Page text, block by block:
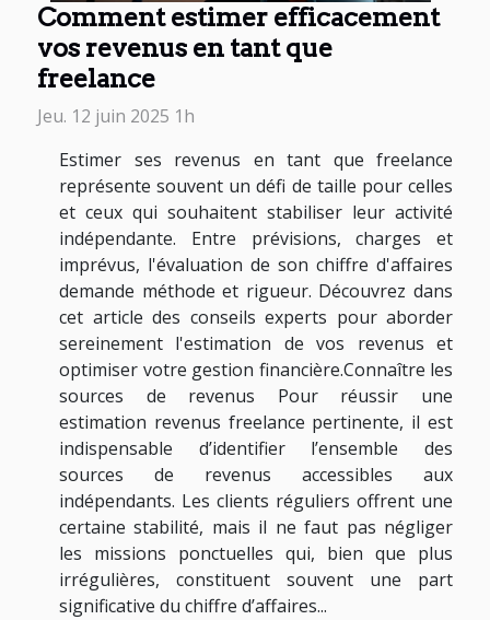
Comment estimer efficacement
vos revenus en tant que
freelance
Jeu. 12 juin 2025 1h
Estimer ses revenus en tant que freelance
représente souvent un défi de taille pour celles
et ceux qui souhaitent stabiliser leur activité
indépendante. Entre prévisions, charges et
imprévus, l'évaluation de son chiffre d'affaires
demande méthode et rigueur. Découvrez dans
cet article des conseils experts pour aborder
sereinement l'estimation de vos revenus et
optimiser votre gestion financière.Connaître les
sources de revenus Pour réussir une
estimation revenus freelance pertinente, il est
indispensable d’identifier l’ensemble des
sources de revenus accessibles aux
indépendants. Les clients réguliers offrent une
certaine stabilité, mais il ne faut pas négliger
les missions ponctuelles qui, bien que plus
irrégulières, constituent souvent une part
significative du chiffre d’affaires...